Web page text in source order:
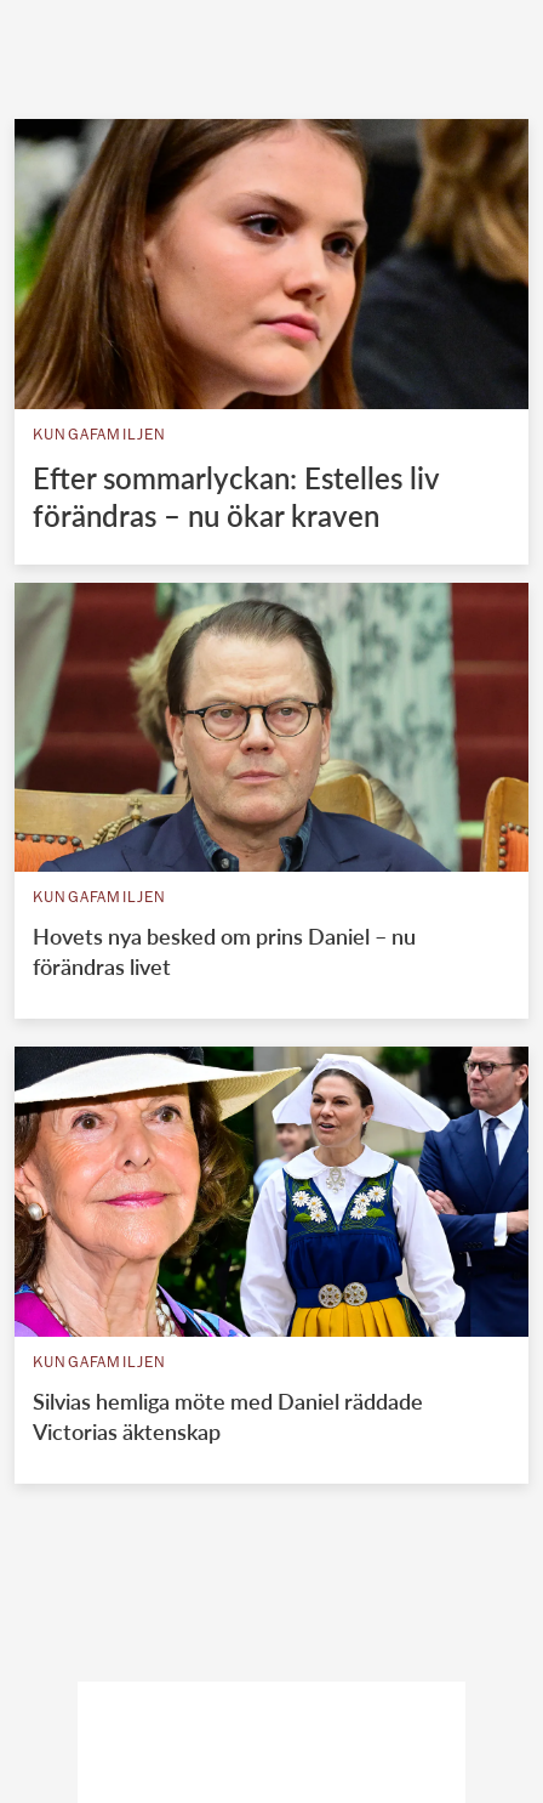
KUNGAFAMILJEN
Efter sommarlyckan: Estelles liv
förändras – nu ökar kraven
KUNGAFAMILJEN
Hovets nya besked om prins Daniel – nu
förändras livet
KUNGAFAMILJEN
Silvias hemliga möte med Daniel räddade
Victorias äktenskap